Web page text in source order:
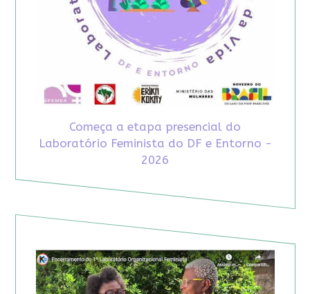
Começa a etapa presencial do
Laboratório Feminista do DF e Entorno -
2026